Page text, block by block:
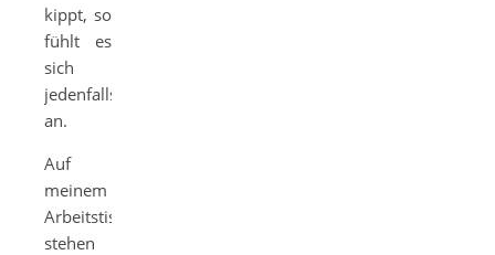
kippt, so
fühlt es
sich
jedenfalls
an.
Auf
meinem
Arbeitstisch
stehen